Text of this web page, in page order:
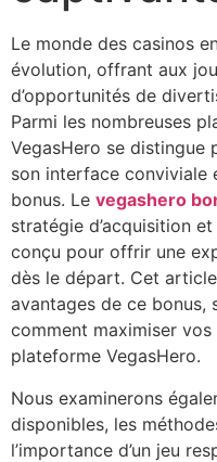
Le monde des casinos
évolution, offrant aux
d’opportunités de
Parmi les nombreuses
VegasHero se distingue
son interface conviviale
bonus. Le vegashero
stratégie d’acquisition
conçu pour offrir une
dès le départ. Cet
avantages de ce bonus,
comment maximiser
plateforme VegasHero.
Nous examinerons
disponibles, les
l’importance d’un jeu